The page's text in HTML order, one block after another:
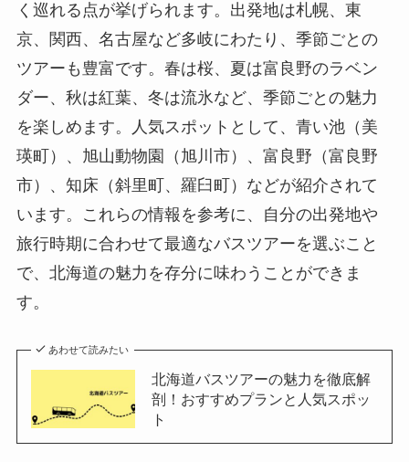
く巡れる点が挙げられます。出発地は札幌、東
京、関西、名古屋など多岐にわたり、季節ごとの
ツアーも豊富です。春は桜、夏は富良野のラベン
ダー、秋は紅葉、冬は流氷など、季節ごとの魅力
を楽しめます。人気スポットとして、青い池（美
瑛町）、旭山動物園（旭川市）、富良野（富良野
市）、知床（斜里町、羅臼町）などが紹介されて
います。これらの情報を参考に、自分の出発地や
旅行時期に合わせて最適なバスツアーを選ぶこと
で、北海道の魅力を存分に味わうことができま
す。
あわせて読みたい
北海道バスツアーの魅力を徹底解
剖！おすすめプランと人気スポッ
ト